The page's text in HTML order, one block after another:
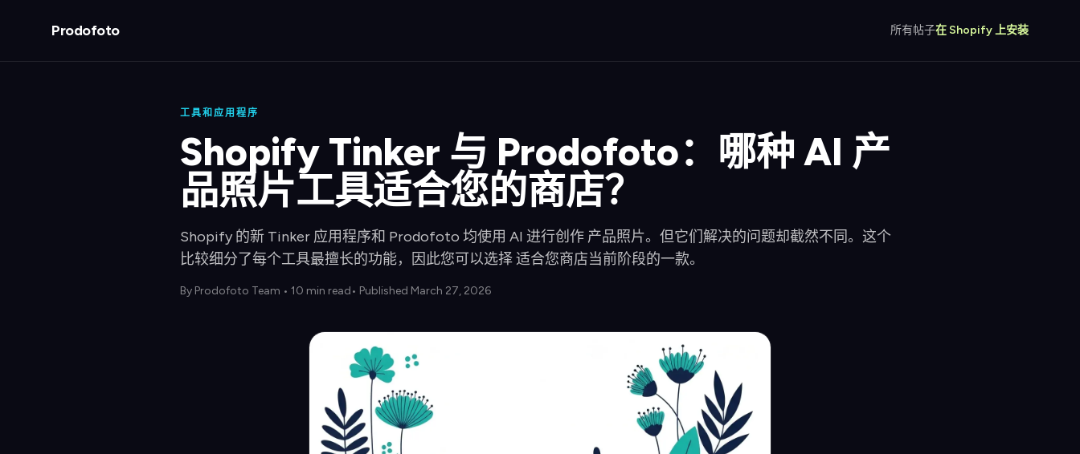
Prodofoto 所有帖子在 Shopify 上安装
工具和应用程序
Shopify Tinker 与 Prodofoto：哪种 AI 产
品照片工具适合您的商店？
Shopify 的新 Tinker 应用程序和 Prodofoto 均使用 AI 进行创作 产品照片。但它们解决的问题却截然不同。这个
比较细分了每个工具最擅长的功能，因此您可以选择 适合您商店当前阶段的一款。
By Prodofoto Team • 10 min read• Published March 27, 2026